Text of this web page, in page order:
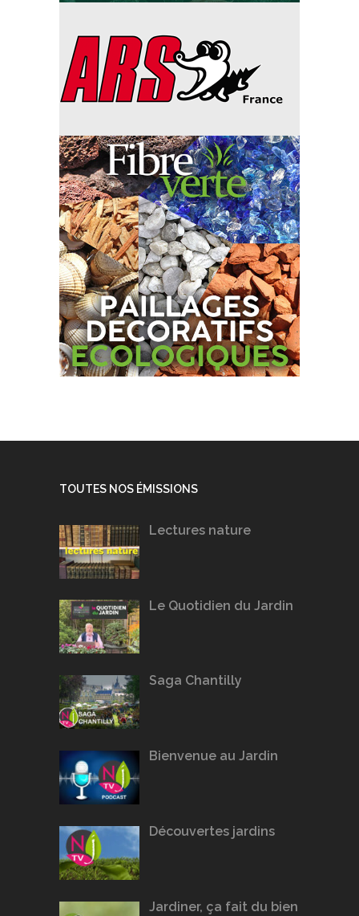
TOUTES NOS ÉMISSIONS
Lectures nature
Le Quotidien du Jardin
Saga Chantilly
Bienvenue au Jardin
Découvertes jardins
Jardiner, ça fait du bien